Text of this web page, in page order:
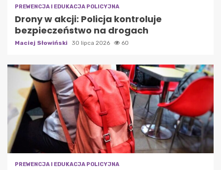
PREWENCJA I EDUKACJA POLICYJNA
Drony w akcji: Policja kontroluje
bezpieczeństwo na drogach
Maciej Słowiński 30 lipca 2026 60
PREWENCJA I EDUKACJA POLICYJNA